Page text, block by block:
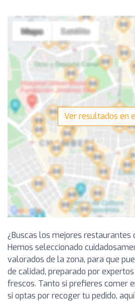
Ver resultados en
¿Buscas los mejores restaurantes
Hemos seleccionado
valorados de la zona, para que
de calidad, preparado por
frescos. Tanto si prefieres comer
si optas por recoger tu pedido,